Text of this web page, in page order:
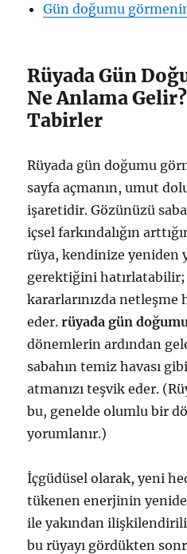
Gün doğumu
Rüyada Gün
Ne Anlama
Tabirler
Rüyada gün doğumu
sayfa açmanın, umut
işaretidir. Gözünüzü
içsel farkındalığın
rüya, kendinize yeniden
gerektiğini
kararlarınızda netleşme
eder.rüyada gün
dönemlerin ardından
sabahın temiz havası
atmanızı teşvik eder.
bu, genelde olumlu bir
yorumlanır.)
İçgüdüsel olarak, yeni
tükenen enerjinin
ile yakından
bu rüyayı gördükten